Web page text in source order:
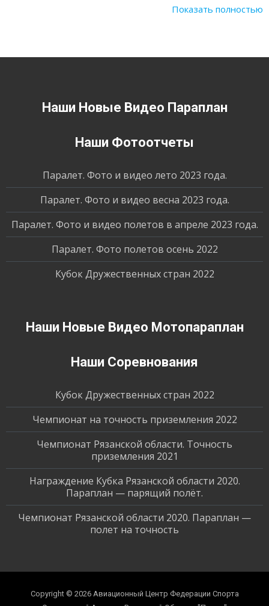
Показать полностью
Наши Новые Видео Параплан
Наши Фотоотчеты
Паралет. Фото и видео лето 2023 года.
Паралет. Фото и видео весна 2023 года.
Паралет. Фото и видео полетов в апреле 2023 года.
Паралет. Фото полетов осень 2022
Кубок Дружественных стран 2022
Наши Новые Видео Мотопараплан
Наши Соревнования
Кубок Дружественных стран 2022
Чемпионат на точность приземления 2022
Чемпионат Рязанской области. Точность
приземления 2021
Награждение Кубка Рязанской области 2020.
Параплан — парящий полёт.
Чемпионат Рязанской области 2020. Параплан —
полет на точность
Copyright © 2026 Авиационный Центр Федерации Спорта